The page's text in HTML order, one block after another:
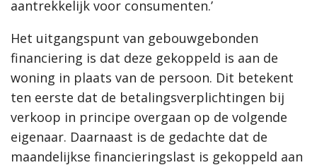
aantrekkelijk voor consumenten.’
Het uitgangspunt van gebouwgebonden
financiering is dat deze gekoppeld is aan de
woning in plaats van de persoon. Dit betekent
ten eerste dat de betalingsverplichtingen bij
verkoop in principe overgaan op de volgende
eigenaar. Daarnaast is de gedachte dat de
maandelijkse financieringslast is gekoppeld aan